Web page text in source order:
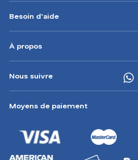
Besoin d'aide
À propos
Nous suivre
Moyens de paiement